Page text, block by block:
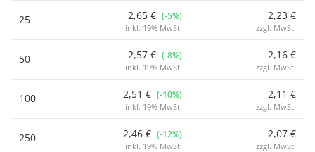
25 2,65 € (-5%)
inkl. 19% MwSt.
2,23 €
zzgl. MwSt.
50 2,57 € (-8%)
inkl. 19% MwSt.
2,16 €
zzgl. MwSt.
100 2,51 € (-10%)
inkl. 19% MwSt.
2,11 €
zzgl. MwSt.
250 2,46 € (-12%)
inkl. 19% MwSt.
2,07 €
zzgl. MwSt.